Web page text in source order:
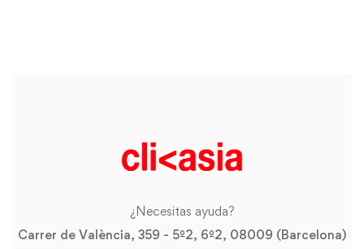
¿Necesitas ayuda?
Carrer de València, 359 - 5º2, 6º2, 08009 (Barcelona)